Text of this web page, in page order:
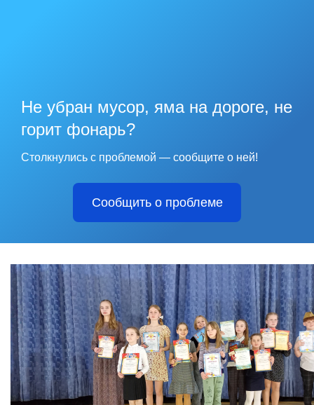
Не убран мусор, яма на дороге, не
горит фонарь?
Столкнулись с проблемой — сообщите о ней!
Сообщить о проблеме